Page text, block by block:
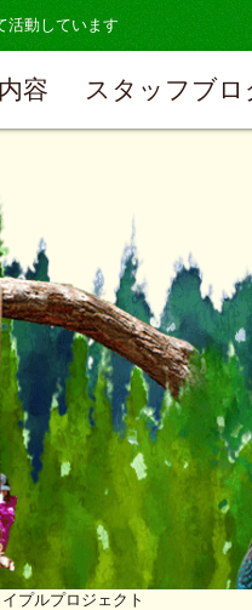
活動しています
容 スタッフブロ
イプルプロジェクト